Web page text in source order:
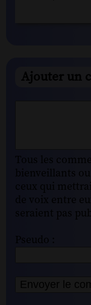
Ajouter un
Tous les
bienveillants
ceux qui
de voix entre
seraient pas
Pseudo :